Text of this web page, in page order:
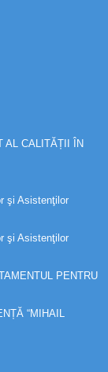
AL CALITĂȚII ÎN
şi Asistenţilor
şi Asistenţilor
PENTRU
“MIHAIL